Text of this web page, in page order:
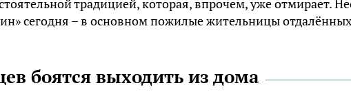
традицией, которая, впрочем, уже отмирает.
сегодня – в основном пожилые жительницы отдалённых
боятся выходить из дома